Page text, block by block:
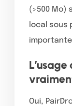
(>500 Mo)
local sous
Oui,